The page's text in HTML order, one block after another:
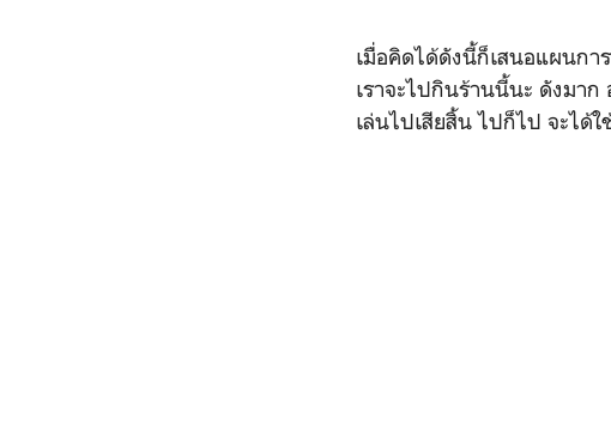
เมื่อคิดได้ดังนี้ก็เสนอแผนก
เราจะไปกินร้านนี้นะ ดังมา
เล่นไปเสียสิ้น ไปก็ไป จะได้